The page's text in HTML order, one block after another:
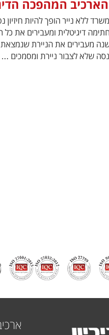
המהפכה
ללא נייר הופך להיות
דיגיטלית ומעבירים את כל
מעבירים את הניירת שנמצאת
שלא לצבור ניירת ומסמכים ...